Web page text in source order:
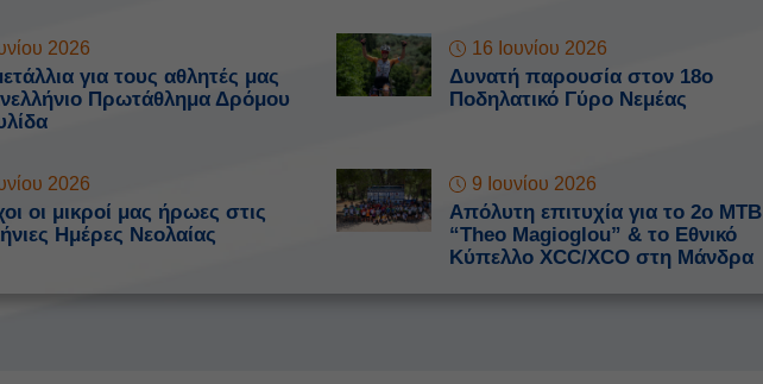
2026
για τους αθλητές μας
Πρωτάθλημα Δρόμου
16 Ιουνίου 2026
Δυνατή παρουσία στον 18ο
Ποδηλατικό Γύρο Νεμέας
2026
οι μικροί μας ήρωες στις
Ημέρες Νεολαίας
9 Ιουνίου 2026
Απόλυτη επιτυχία για το 2o MTB
“Theo Magioglou” & το Εθνικό
Κύπελλο XCC/XCO στη Μάνδρα